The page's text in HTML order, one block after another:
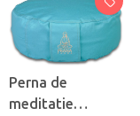
Perna de
meditatie